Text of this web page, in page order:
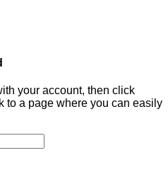
your account, then click
to a page where you can easily